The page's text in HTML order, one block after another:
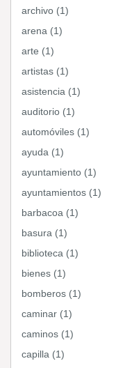
archivo (1)
arena (1)
arte (1)
artistas (1)
asistencia (1)
auditorio (1)
automóviles (1)
ayuda (1)
ayuntamiento (1)
ayuntamientos (1)
barbacoa (1)
basura (1)
biblioteca (1)
bienes (1)
bomberos (1)
caminar (1)
caminos (1)
capilla (1)